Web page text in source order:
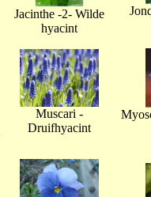
Jacinthe -2- Wilde
hyacint
Muscari -
Druifhyacint